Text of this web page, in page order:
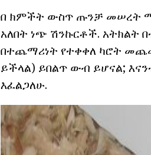
በ ክምችት ውስጥ ጡንቻ መሠረት
አለበት ነጭ ሽንኩርቶች. አትክልት
በተጨማሪነት የተቀቀለ ካሮት
ይችላል) ይበልጥ ውብ ይሆናል;
እፈልጋለሁ.